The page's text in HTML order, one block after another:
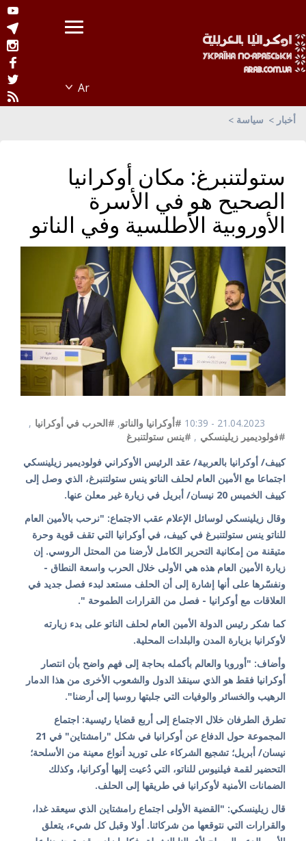
أخبار سياسة
ستولتنبرغ: مكان أوكرانيا
الصحيح هو في الأسرة
الأوروبية الأطلسية وفي الناتو
21.04.2023 - 10:39 #أوكرانيا والناتو, #الحرب في أوكرانيا ,
#فولوديمير زيلينسكي , #ينس ستولتنبرغ
كييف/ أوكرانيا بالعربية/ عقد الرئيس الأوكراني فولوديمير زيلينسكي
اجتماعا مع الأمين العام لحلف الناتو ينس ستولتنبرغ، الذي وصل إلى
كييف الخميس 20 نيسان/ أبريل في زيارة غير معلن عنها.
وقال زيلينسكي لوسائل الإعلام عقب الاجتماع: "نرحب بالأمين العام
للناتو ينس ستولتنبرغ في كييف، في أوكرانيا التي تقف قوية وحرة
متيقنة من إمكانية التحرير الكامل لأرضنا من المحتل الروسي. إن
زيارة الأمين العام هذه هي الأولى خلال الحرب واسعة النطاق -
ونفسّرها على أنها إشارة إلى أن الحلف مستعد لبدء فصل جديد في
العلاقات مع أوكرانيا - فصل من القرارات الطموحة ".
كما شكر رئيس الدولة الأمين العام لحلف الناتو على بدء زيارته
لأوكرانيا بزيارة المدن والبلدات المحلية.
وأضاف: "أوروبا والعالم بأكمله بحاجة إلى فهم واضح بأن انتصار
أوكرانيا فقط هو الذي سينقذ الدول والشعوب الأخرى من هذا الدمار
الرهيب والخسائر والوفيات التي جلبتها روسيا إلى أرضنا".
تطرق الطرفان خلال الاجتماع إلى أربع قضايا رئيسية: اجتماع
المجموعة حول الدفاع عن أوكرانيا في شكل "رامشتاين" في 21
نيسان/ أبريل؛ تشجيع الشركاء على توريد أنواع معينة من الأسلحة؛
التحضير لقمة فيلنيوس للناتو، التي دُعيت إليها أوكرانيا، وكذلك
الضمانات الأمنية لأوكرانيا في طريقها إلى الحلف.
قال زيلينسكي: "القضية الأولى اجتماع رامشتاين الذي سيعقد غدا،
والقرارات التي نتوقعها من شركائنا. أولا وقبل كل شيء، يتعلق